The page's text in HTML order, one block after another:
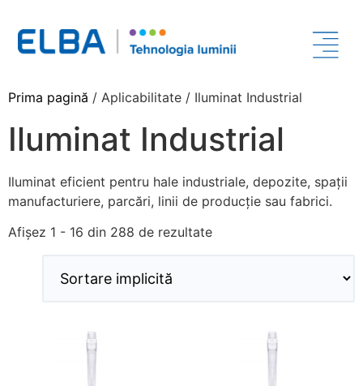
Prima pagină / Aplicabilitate / Iluminat Industrial
Iluminat Industrial
Iluminat eficient pentru hale industriale, depozite, spații
manufacturiere, parcări, linii de producție sau fabrici.
Afișez 1 - 16 din 288 de rezultate